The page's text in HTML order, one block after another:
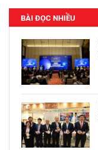
BÀI ĐỌC NHIỀU